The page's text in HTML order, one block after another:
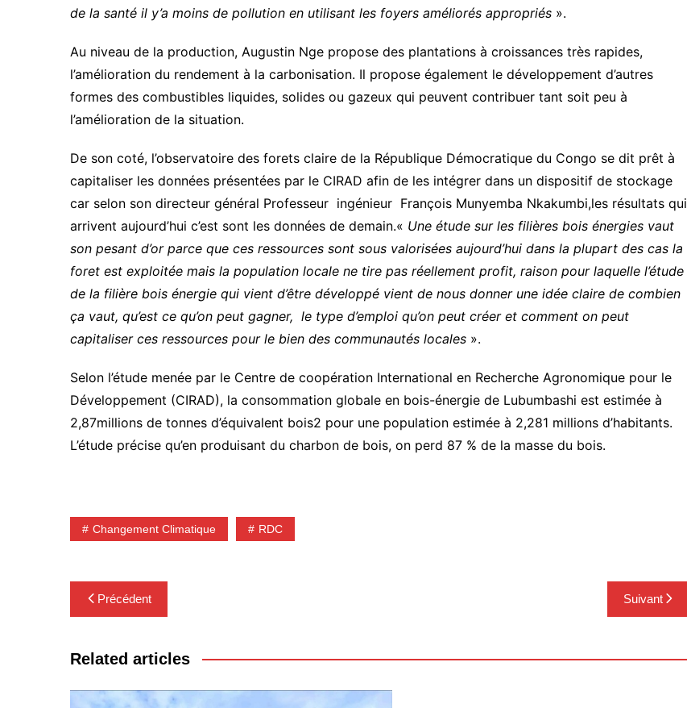
de la santé il y’a moins de pollution en utilisant les foyers améliorés appropriés ».
Au niveau de la production, Augustin Nge propose des plantations à croissances très rapides,
l’amélioration du rendement à la carbonisation. Il propose également le développement d’autres
formes des combustibles liquides, solides ou gazeux qui peuvent contribuer tant soit peu à
l’amélioration de la situation.
De son coté, l’observatoire des forets claire de la République Démocratique du Congo se dit prêt à
capitaliser les données présentées par le CIRAD afin de les intégrer dans un dispositif de stockage
car selon son directeur général Professeur ingénieur François Munyemba Nkakumbi,les résultats qui
arrivent aujourd’hui c’est sont les données de demain.« Une étude sur les filières bois énergies vaut
son pesant d’or parce que ces ressources sont sous valorisées aujourd’hui dans la plupart des cas la
foret est exploitée mais la population locale ne tire pas réellement profit, raison pour laquelle l’étude
de la filière bois énergie qui vient d’être développé vient de nous donner une idée claire de combien
ça vaut, qu’est ce qu’on peut gagner, le type d’emploi qu’on peut créer et comment on peut
capitaliser ces ressources pour le bien des communautés locales ».
Selon l’étude menée par le Centre de coopération International en Recherche Agronomique pour le
Développement (CIRAD), la consommation globale en bois-énergie de Lubumbashi est estimée à
2,87millions de tonnes d’équivalent bois2 pour une population estimée à 2,281 millions d’habitants.
L’étude précise qu’en produisant du charbon de bois, on perd 87 % de la masse du bois.
Changement Climatique RDC
Navigation
de
l’article
Précédent Suivant
Related articles